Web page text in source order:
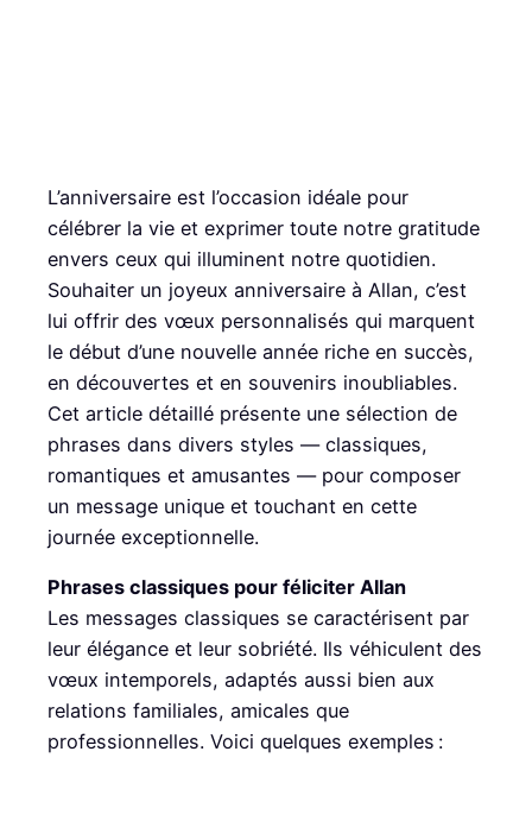
L’anniversaire est l’occasion idéale pour
célébrer la vie et exprimer toute notre gratitude
envers ceux qui illuminent notre quotidien.
Souhaiter un joyeux anniversaire à Allan, c’est
lui offrir des vœux personnalisés qui marquent
le début d’une nouvelle année riche en succès,
en découvertes et en souvenirs inoubliables.
Cet article détaillé présente une sélection de
phrases dans divers styles — classiques,
romantiques et amusantes — pour composer
un message unique et touchant en cette
journée exceptionnelle.
Phrases classiques pour féliciter Allan
Les messages classiques se caractérisent par
leur élégance et leur sobriété. Ils véhiculent des
vœux intemporels, adaptés aussi bien aux
relations familiales, amicales que
professionnelles. Voici quelques exemples :